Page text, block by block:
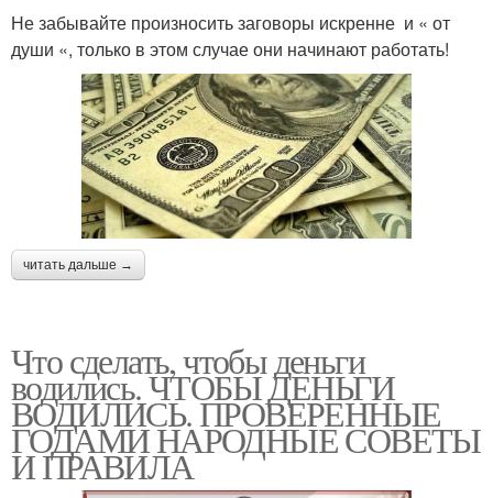
Не забывайте произносить заговоры искренне и « от
души «, только в этом случае они начинают работать!
читать дальше →
Что сделать, чтобы деньги
водились. ЧТОБЫ ДЕНЬГИ
ВОДИЛИСЬ. ПРОВЕРЕННЫЕ
ГОДАМИ НАРОДНЫЕ СОВЕТЫ
И ПРАВИЛА